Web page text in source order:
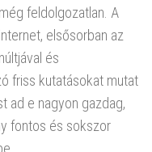
feldolgozatlan. A
elsősorban az
és
friss kutatásokat mutat
ad e nagyon gazdag,
fontos és sokszor